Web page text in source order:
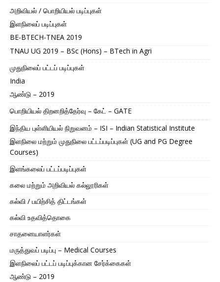
அறிவியல் / பொறியியல் படிப்புகள்
இளநிலைப் படிப்புகள்
BE-BTECH-TNEA 2019
TNAU UG 2019 – BSc (Hons) – BTech in Agri
முதுநிலைப் பட்டப் படிப்புகள்
India
ஆண்டு – 2019
பொறியியல் திறனறித்தேர்வு – கேட் – GATE
இந்திய புள்ளியியல் நிறுவனம் – ISI – Indian Statistical Institute
இளநிலை மற்றும் முதுநிலை பட்டப்படிப்புகள் (UG and PG Degree
Courses)
இளங்கலைப் பட்டப்படிப்புகள்
கலை மற்றும் அறிவியல் கல்லூரிகள்
கல்வி / பயிற்சித் திட்டங்கள்
கல்வி உதவித்தொகை
சாதனையாளர்கள்
மருத்துவப் படிப்பு – Medical Courses
இளநிலைப் பட்டப் படிப்புக்கான சேர்க்கைகள்
ஆண்டு – 2019